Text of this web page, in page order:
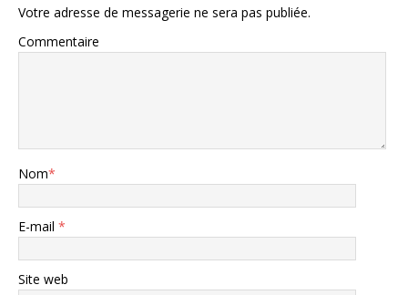
Votre adresse de messagerie ne sera pas publiée.
Commentaire
Nom*
E-mail *
Site web